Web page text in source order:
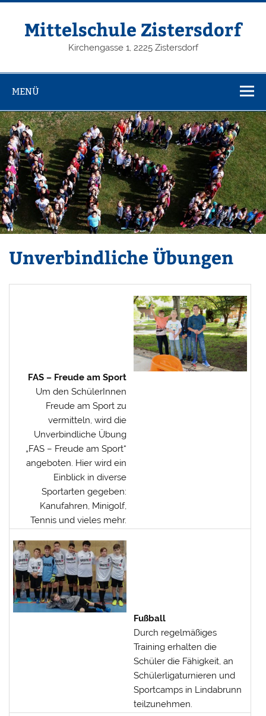
Zum
springenMittelschule Zistersdorf
Kirchengasse 1, 2225 Zistersdorf
MENÜ
Unverbindliche Übungen
FAS – Freude am Sport
Um den SchülerInnen
Freude am Sport zu
vermitteln, wird die
Unverbindliche Übung
„FAS – Freude am Sport“
angeboten. Hier wird ein
Einblick in diverse
Sportarten gegeben:
Kanufahren, Minigolf,
Tennis und vieles mehr.
Fußball
Durch regelmäßiges
Training erhalten die
Schüler die Fähigkeit, an
Schülerligaturnieren und
Sportcamps in Lindabrunn
teilzunehmen.